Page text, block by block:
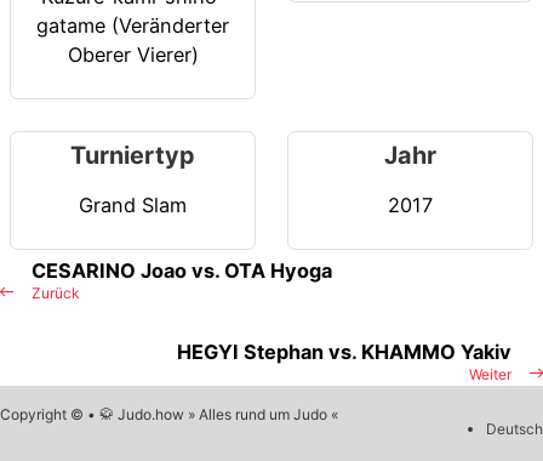
gatame (Veränderter
Oberer Vierer)
Turniertyp
Grand Slam
Jahr
2017
Zurück
CESARINO Joao vs. OTA Hyoga
Weiter
HEGYI Stephan vs. KHAMMO Yakiv
Copyright © • 🥋 Judo.how » Alles rund um Judo «
Deutsch